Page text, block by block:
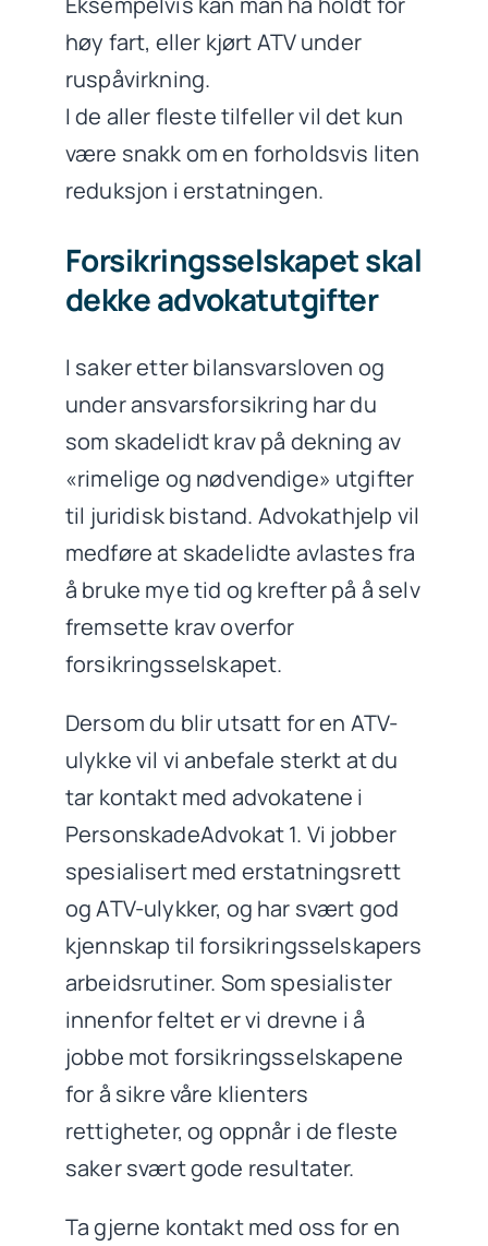
høy fart, eller kjørt ATV under
ruspåvirkning.
I de aller fleste tilfeller vil det kun
være snakk om en forholdsvis liten
reduksjon i erstatningen.
Forsikringsselskapet skal
dekke advokatutgifter
I saker etter bilansvarsloven og
under ansvarsforsikring har du
som skadelidt krav på dekning av
«rimelige og nødvendige» utgifter
til juridisk bistand. Advokathjelp vil
medføre at skadelidte avlastes fra
å bruke mye tid og krefter på å selv
fremsette krav overfor
forsikringsselskapet.
Dersom du blir utsatt for en ATV-
ulykke vil vi anbefale sterkt at du
tar kontakt med advokatene i
PersonskadeAdvokat 1. Vi jobber
spesialisert med erstatningsrett
og ATV-ulykker, og har svært god
kjennskap til forsikringsselskapers
arbeidsrutiner. Som spesialister
innenfor feltet er vi drevne i å
jobbe mot forsikringsselskapene
for å sikre våre klienters
rettigheter, og oppnår i de fleste
saker svært gode resultater.
Ta gjerne kontakt med oss for en